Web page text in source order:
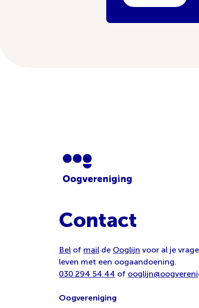
Contact
Bel of mail de Ooglijn voor al je
leven met een oogaandoening.
030 294 54 44 of
Oogvereniging